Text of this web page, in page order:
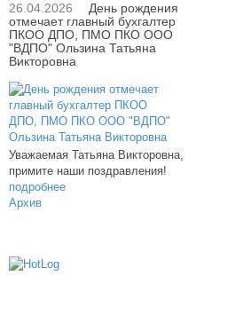
26.04.2026
День рождения
отмечает главный бухгалтер
ПКОО ДПО, ПМО ПКО ООО
"ВДПО" Ользина Татьяна
Викторовна
Уважаемая Татьяна Викторовна,
примите наши поздравления!
подробнее
Архив